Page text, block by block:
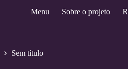
Menu Sobre o projeto
Sem título